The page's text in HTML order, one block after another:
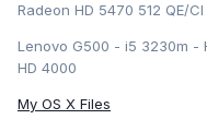
Radeon HD 5470 512 QE/CI
Lenovo G500 - i5 3230m -
HD 4000
My OS X Files